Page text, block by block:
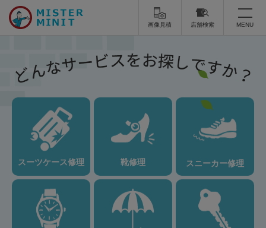
画像見積 店舗検索 MENU
ミスターミニットについて
修理サービス・料金
スーツケース修理 靴修理
スニーカー修理 靴磨き
カバンの修理 時計修理・電池交換
スーツケース修理 靴修理 スニーカー修理